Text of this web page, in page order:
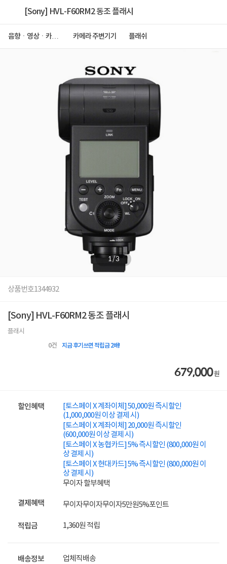
[Sony] HVL-F60RM2 동조 플래시
음향ㆍ영상ㆍ카메
카메라 주변기기 플래쉬
1/3
상품번호1344932
[Sony] HVL-F60RM2 동조 플래시
플래시
0건 지금 후기쓰면 적립금 2배!
679,000원
할인혜택
[토스페이 X 계좌이체] 50,000원 즉시할인
(1,000,000원 이상 결제 시)
[토스페이 X 계좌이체] 20,000원 즉시할인
(600,000원 이상 결제 시)
[토스페이 X 농협카드] 5% 즉시할인 (800,000원 이
상 결제 시)
[토스페이 X 현대카드] 5% 즉시할인 (800,000원 이
상 결제 시)
무이자 할부혜택
결제혜택 무이자무이자무이자5만원5%포인트
적립금 1,360원 적립
배송정보 업체직배송